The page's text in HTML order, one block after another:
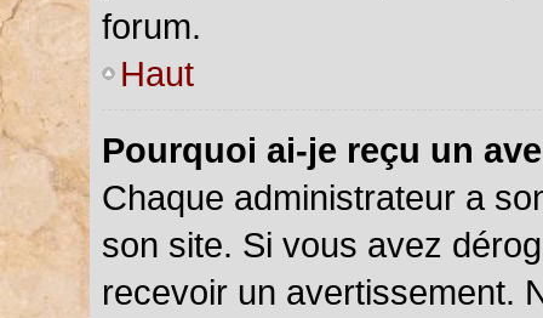
forum.
Haut
Pourquoi ai-je reçu un
Chaque administrateur a
son site. Si vous avez
recevoir un avertissement.